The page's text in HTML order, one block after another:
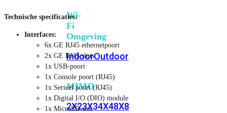
Wi-
Fi
Omgeving
IndoorOutdoor
MIMO
2X23X34X48X8
Technische specificaties:
Interfaces:
6x GE RJ45 ethernetpoort
2x GE RJ45 slots
1x USB-poort
1x Console poort (RJ45)
1x Serieel poort (RJ45)
1x Digital I/O (DIO) module
1x MicroSD slot